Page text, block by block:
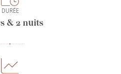
DURÉE
& 2 nuits